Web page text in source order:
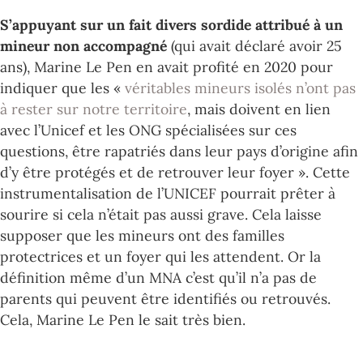
S’appuyant sur un fait divers sordide attribué à un
mineur non accompagné (qui avait déclaré avoir 25
ans), Marine Le Pen en avait profité en 2020 pour
indiquer que les « véritables mineurs isolés n’ont pas
à rester sur notre territoire, mais doivent en lien
avec l’Unicef et les ONG spécialisées sur ces
questions, être rapatriés dans leur pays d’origine afin
d’y être protégés et de retrouver leur foyer ». Cette
instrumentalisation de l’UNICEF pourrait prêter à
sourire si cela n’était pas aussi grave. Cela laisse
supposer que les mineurs ont des familles
protectrices et un foyer qui les attendent. Or la
définition même d’un MNA c’est qu’il n’a pas de
parents qui peuvent être identifiés ou retrouvés.
Cela, Marine Le Pen le sait très bien.